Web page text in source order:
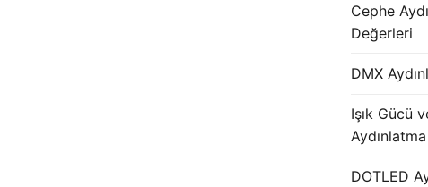
Cephe
Değerleri
DMX
Işık Gücü
DOTLED